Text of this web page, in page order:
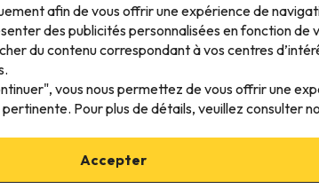
afin de vous offrir une expérience de
des publicités personnalisées en fonction de
du contenu correspondant à vos centres
vous nous permettez de vous offrir une
Pour plus de détails, veuillez consulter
Accepter